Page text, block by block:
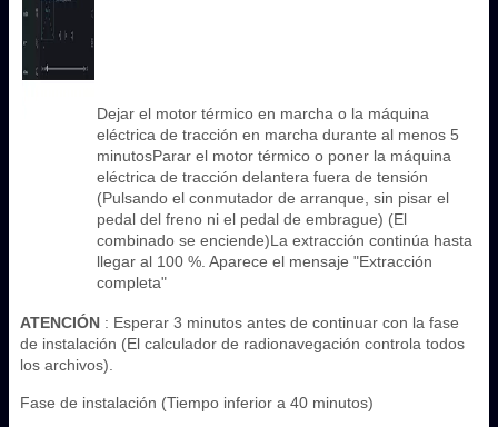
Dejar el motor térmico en marcha o la máquina
eléctrica de tracción en marcha durante al menos 5
minutosParar el motor térmico o poner la máquina
eléctrica de tracción delantera fuera de tensión
(Pulsando el conmutador de arranque, sin pisar el
pedal del freno ni el pedal de embrague) (El
combinado se enciende)La extracción continúa hasta
llegar al 100 %. Aparece el mensaje "Extracción
completa"
ATENCIÓN : Esperar 3 minutos antes de continuar con la fase
de instalación (El calculador de radionavegación controla todos
los archivos).
Fase de instalación (Tiempo inferior a 40 minutos)